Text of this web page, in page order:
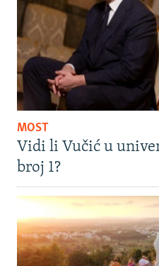
MOST
Vidi li Vučić u
broj 1?